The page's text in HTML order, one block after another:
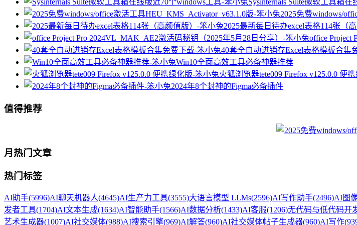
2025免费windows/
2025最新每日待办excel表格114张（高
office Project
40套全自动进销存Excel表格模板合集
Win10全面高效工具必备神器推荐
火狐浏览器tete009 Firefox v125.0.0 便
2024年8个封神的Figma必备插件
值得推荐
月热门文章
热门标签
AI助手(5996)AI聊天机器人(4645)AI生产力工具(3555)大语言模型 LLMs(2596)AI写作助手(2496)AI图
发者工具(1704)AI文本生成(1634)AI智能助手(1566)AI数据分析(1433)AI客服(1206)无代码与低代码开
艺术生成器(1007)AI社交媒体(988)AI搜索引擎(969)AI解答(960)AI社交媒体帖子生成器(960)AI写作